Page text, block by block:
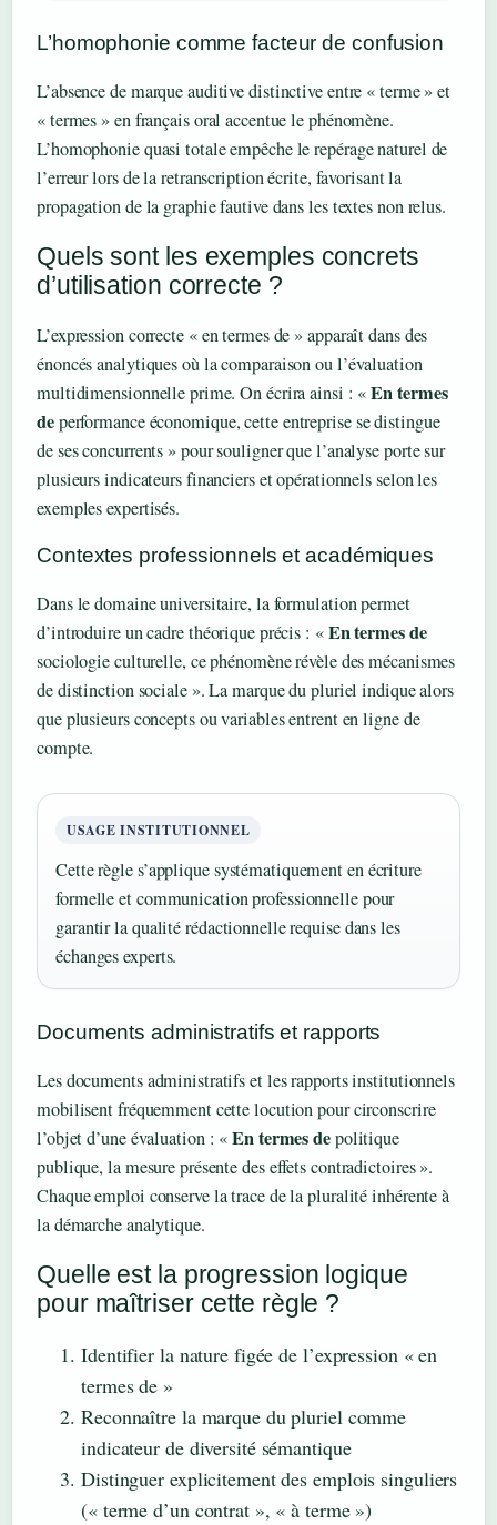
L’homophonie comme facteur de confusion
L’absence de marque auditive distinctive entre « terme » et
« termes » en français oral accentue le phénomène.
L’homophonie quasi totale empêche le repérage naturel de
l’erreur lors de la retranscription écrite, favorisant la
propagation de la graphie fautive dans les textes non relus.
Quels sont les exemples concrets
d’utilisation correcte ?
L’expression correcte « en termes de » apparaît dans des
énoncés analytiques où la comparaison ou l’évaluation
multidimensionnelle prime. On écrira ainsi : «En termes
deperformance économique, cette entreprise se distingue
de ses concurrents » pour souligner que l’analyse porte sur
plusieurs indicateurs financiers et opérationnels selon les
exemples expertisés.
Contextes professionnels et académiques
Dans le domaine universitaire, la formulation permet
d’introduire un cadre théorique précis : «En termes de
sociologie culturelle, ce phénomène révèle des mécanismes
de distinction sociale ». La marque du pluriel indique alors
que plusieurs concepts ou variables entrent en ligne de
compte.
USAGE INSTITUTIONNEL
Cette règle s’applique systématiquement en écriture
formelle et communication professionnelle pour
garantir la qualité rédactionnelle requise dans les
échanges experts.
Documents administratifs et rapports
Les documents administratifs et les rapports institutionnels
mobilisent fréquemment cette locution pour circonscrire
l’objet d’une évaluation : «En termes depolitique
publique, la mesure présente des effets contradictoires ».
Chaque emploi conserve la trace de la pluralité inhérente à
la démarche analytique.
Quelle est la progression logique
pour maîtriser cette règle ?
Identifier la nature figée de l’expression « en
termes de »
Reconnaître la marque du pluriel comme
indicateur de diversité sémantique
Distinguer explicitement des emplois singuliers
(« terme d’un contrat », « à terme »)